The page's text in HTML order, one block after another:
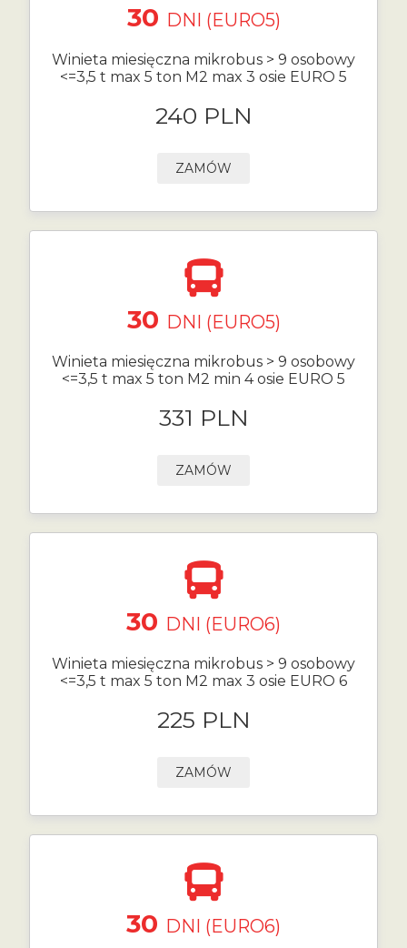
30 DNI (EURO5)
Winieta miesięczna mikrobus > 9 osobowy
<=3,5 t max 5 ton M2 max 3 osie EURO 5
240 PLN
ZAMÓW
30 DNI (EURO5)
Winieta miesięczna mikrobus > 9 osobowy
<=3,5 t max 5 ton M2 min 4 osie EURO 5
331 PLN
ZAMÓW
30 DNI (EURO6)
Winieta miesięczna mikrobus > 9 osobowy
<=3,5 t max 5 ton M2 max 3 osie EURO 6
225 PLN
ZAMÓW
30 DNI (EURO6)